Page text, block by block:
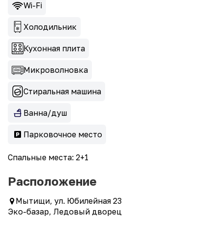
Wi-Fi
Холодильник
Кухонная плита
Микроволновка
Стиральная машина
Ванна/душ
Парковочное место
Спальные места: 2+1
Расположение
Мытищи, ул. Юбилейная 23
Эко-базар, Ледовый дворец